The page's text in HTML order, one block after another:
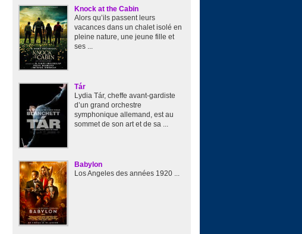
Knock at the Cabin
Alors qu’ils passent leurs
vacances dans un chalet isolé en
pleine nature, une jeune fille et
ses ...
Tár
Lydia Tár, cheffe avant-gardiste
d’un grand orchestre
symphonique allemand, est au
sommet de son art et de sa ...
Babylon
Los Angeles des années 1920 ...